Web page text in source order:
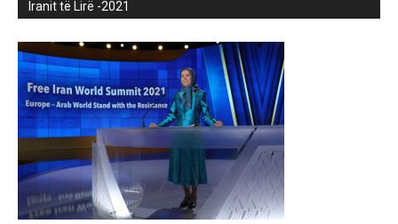
Iranit të Lirë -2021